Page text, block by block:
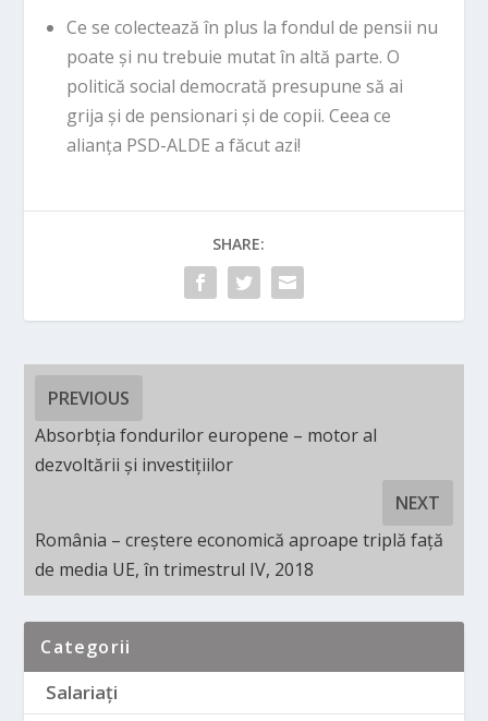
Ce se colectează în plus la fondul de pensii nu
poate și nu trebuie mutat în altă parte. O
politică social democrată presupune să ai
grija și de pensionari și de copii. Ceea ce
alianța PSD-ALDE a făcut azi!
SHARE:
PREVIOUS
Absorbția fondurilor europene – motor al
dezvoltării și investițiilor
NEXT
România – creștere economică aproape triplă față
de media UE, în trimestrul IV, 2018
Categorii
Salariați